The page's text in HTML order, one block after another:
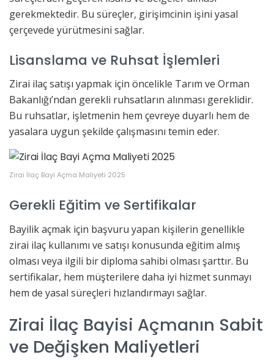
gerekmektedir. Bu süreçler, girişimcinin işini yasal
çerçevede yürütmesini sağlar.
Lisanslama ve Ruhsat İşlemleri
Zirai ilaç satışı yapmak için öncelikle Tarım ve Orman
Bakanlığı’ndan gerekli ruhsatların alınması gereklidir.
Bu ruhsatlar, işletmenin hem çevreye duyarlı hem de
yasalara uygun şekilde çalışmasını temin eder.
Zirai İlaç Bayi Açma Maliyeti 2025
Gerekli Eğitim ve Sertifikalar
Bayilik açmak için başvuru yapan kişilerin genellikle
zirai ilaç kullanımı ve satışı konusunda eğitim almış
olması veya ilgili bir diploma sahibi olması şarttır. Bu
sertifikalar, hem müşterilere daha iyi hizmet sunmayı
hem de yasal süreçleri hızlandırmayı sağlar.
Zirai İlaç Bayisi Açmanın Sabit
ve Değişken Maliyetleri